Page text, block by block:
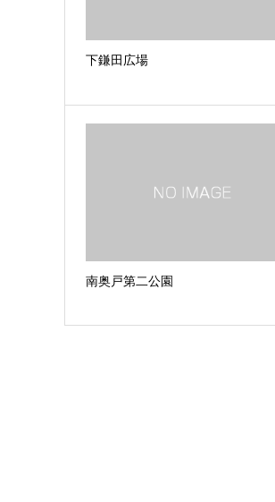
下鎌田広場
南奥戸第二公園